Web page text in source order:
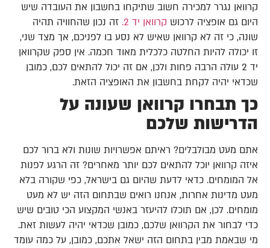
קרוואן נגרר למכירה חשוב שתיקחו בחשבון את העובדה שיש
היום גם אופציה לרכוש קרוואן יד 2.
זה נכון שהחוויה תהיה
שונה, כי זה לא קרוואן שאיש לא נסע בו לפניכם, אך מצד שני,
זו יכולה להיות החלטה כלכלית מאוד חכמה. אין ספק שקרוואן
יד 2 עולה הרבה פחות ולכן, אם זה יכול להתאים לכם, כמובן
שכדאי יהיה לקחת בחשבון את האופציה הזאת.
כך תבחרו קרוואן שעונה על
הדרישות שלכם
אתם מעט מבולבלים? ראיתם אפשרויות שונות ולא ברור לכם
איזה קרוואן יוכל להתאים לכם יותר מאחרים? זה הרגע לפנות
אל המומחים. כדאי לדעת שהיום גם בישראל, כפי שקורה בלא
מעט מדינות אחרות, אנחנו רואים שבתחום הזה יש לא מעט
מומחים. לכן, אם תוכלו להיעזר באנשי המקצוע הכי טובים שיש
כדי לבחור את הקרוואן שלכם, כמובן שכדאי יהיה לעשות זאת.
מי שבאמת מבין בתחום הזה ישאל אתכם, כמובן, על כמה עומד